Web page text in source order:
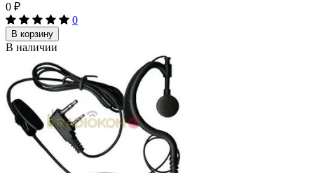
0 ₽
0
В корзину
В наличии